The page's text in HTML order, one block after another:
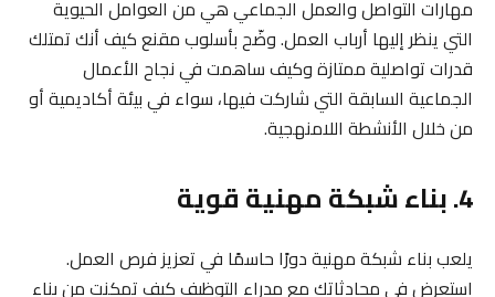
مهارات التواصل والعمل الجماعي هي من العوامل الحيوية
التي ينظر إليها أرباب العمل. وضّح بأسلوب مقنع كيف أنك تمتلك
قدرات تواصلية ممتازة وكيف ساهمت في نجاح الأعمال
الجماعية السابقة التي شاركت فيها، سواء في بيئة أكاديمية أو
من خلال الأنشطة اللامنهجية.
4. بناء شبكة مهنية قوية
يلعب بناء شبكة مهنية دورًا حاسمًا في تعزيز فرص العمل.
استعرض في محادثاتك مع مدراء التوظيف كيف تمكنت من بناء